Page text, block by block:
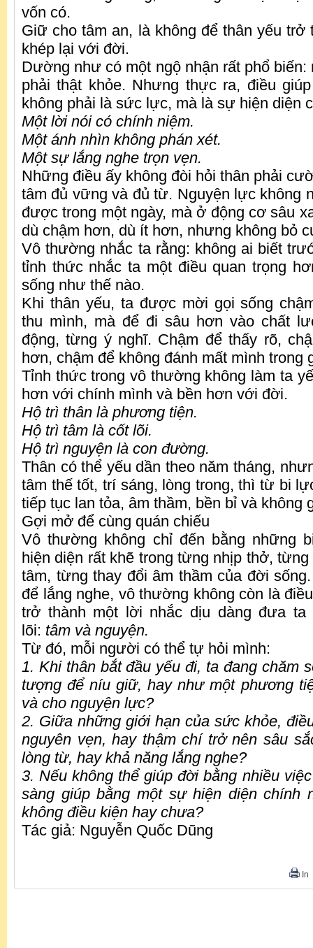
vốn có.
Giữ cho tâm an, là không để thân yếu
khép lại với đời.
Dường như có một ngộ nhận rất phổ
phải thật khỏe. Nhưng thực ra, điều
không phải là sức lực, mà là sự hiện diện
Một lời nói có chính niệm.
Một ánh nhìn không phán xét.
Một sự lắng nghe trọn vẹn.
Những điều ấy không đòi hỏi thân phải
tâm đủ vững và đủ từ. Nguyện lực không
được trong một ngày, mà ở động cơ sâu
dù chậm hơn, dù ít hơn, nhưng không bỏ
Vô thường nhắc ta rằng: không ai biết
tỉnh thức nhắc ta một điều quan trọng
sống như thế nào.
Khi thân yếu, ta được mời gọi sống
thu mình, mà để đi sâu hơn vào chất
động, từng ý nghĩ. Chậm để thấy rõ,
hơn, chậm để không đánh mất mình trong
Tỉnh thức trong vô thường không làm ta
hơn với chính mình và bền hơn với đời.
Hộ trì thân là phương tiện.
Hộ trì tâm là cốt lõi.
Hộ trì nguyện là con đường.
Thân có thể yếu dần theo năm tháng,
tâm thế tốt, trí sáng, lòng trong, thì từ bi
tiếp tục lan tỏa, âm thầm, bền bỉ và không
Gợi mở để cùng quán chiếu
Vô thường không chỉ đến bằng những
hiện diện rất khẽ trong từng nhịp thở,
tâm, từng thay đổi âm thầm của đời
để lắng nghe, vô thường không còn là
trở thành một lời nhắc dịu dàng đưa
lõi: tâm và nguyện.
Từ đó, mỗi người có thể tự hỏi mình:
1. Khi thân bắt đầu yếu đi, ta đang chăm
tượng để níu giữ, hay như một phương
và cho nguyện lực?
2. Giữa những giới hạn của sức khỏe,
nguyên vẹn, hay thậm chí trở nên sâu
lòng từ, hay khả năng lắng nghe?
3. Nếu không thể giúp đời bằng nhiều
sàng giúp bằng một sự hiện diện chính
không điều kiện hay chưa?
Tác giả: Nguyễn Quốc Dũng
In